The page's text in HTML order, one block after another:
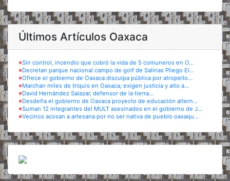
Últimos Artículos Oaxaca
※Sin control, incendio que cobró la vida de 5 comuneros en O...
※Decretan parque nacional campo de golf de Salinas Pliego El...
※Ofrece el gobierno de Oaxaca disculpa pública por atropello...
※Marchan miles de triquis en Oaxaca; exigen justicia y alto a...
※David Hernández Salazar, defensor de la tierra...
※Desdeña el gobierno de Oaxaca proyecto de educación altern...
※Suman 12 integrantes del MULT asesinados en el gobierno de J...
※Vecinos acosan a artesana por no ser nativa de pueblo oaxaqu...